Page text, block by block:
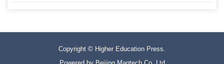
Copyright © Higher Education Press.